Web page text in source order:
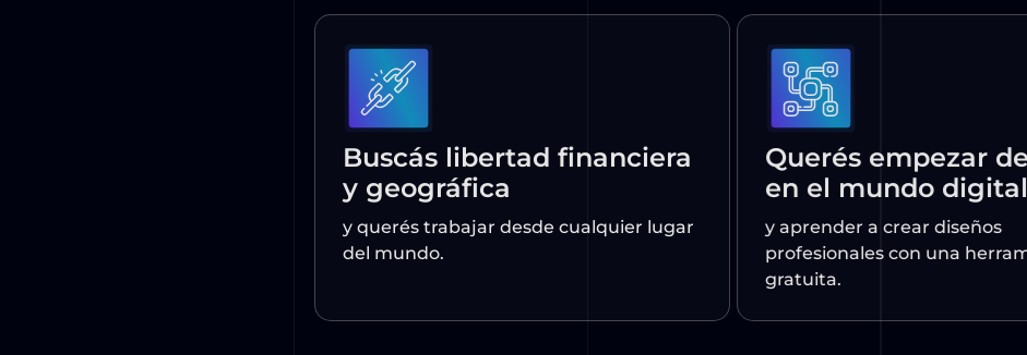
Buscás libertad financiera
y geográfica
y querés trabajar desde cualquier lugar
del mundo.
Querés empezar
en el mundo
y aprender a crear diseños
profesionales con una
gratuita.